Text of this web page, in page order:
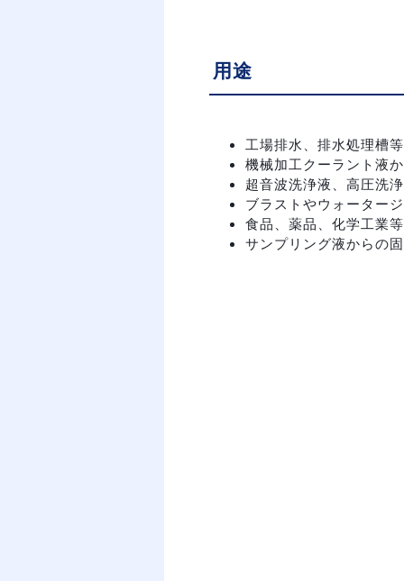
用途
工場排水、排水処理槽
機械加工クーラント液
超音波洗浄液、高圧洗
ブラストやウォーター
食品、薬品、化学工業
サンプリング液からの